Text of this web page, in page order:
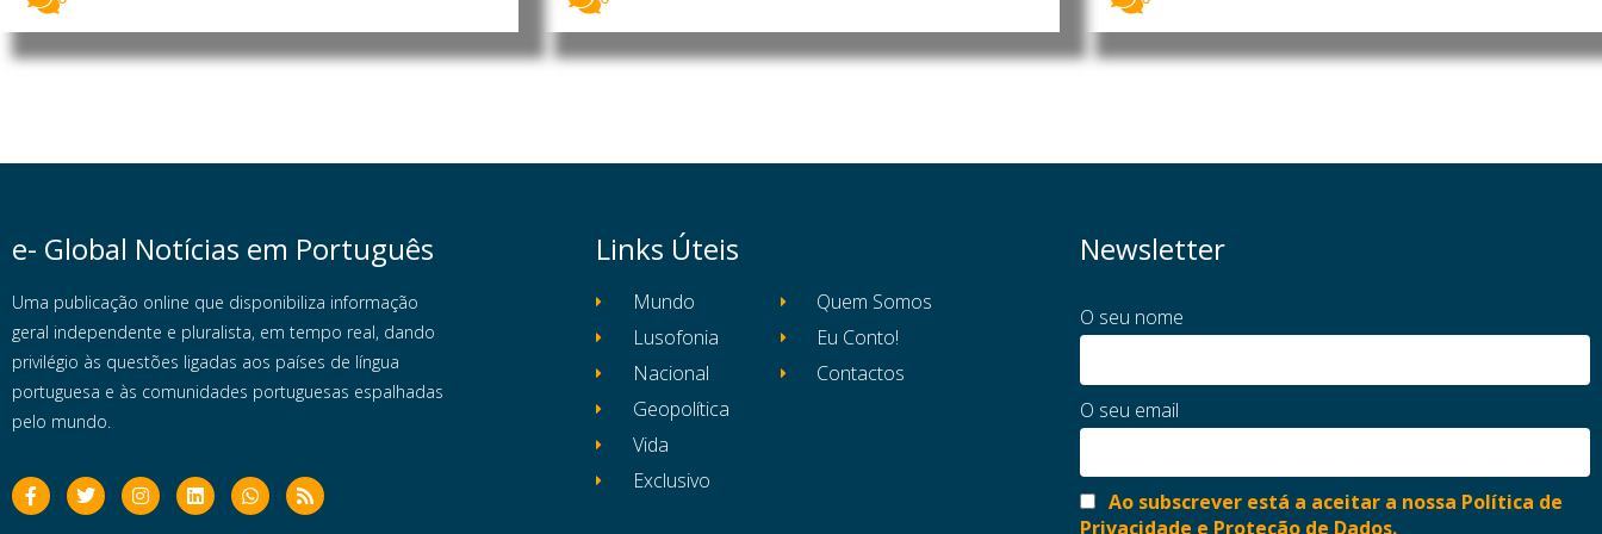
e- Global Notícias em Português
Uma publicação online que disponibiliza informação
geral independente e pluralista, em tempo real, dando
privilégio às questões ligadas aos países de língua
portuguesa e às comunidades portuguesas espalhadas
pelo mundo.
Links Úteis
Mundo
Lusofonia
Nacional
Geopolítica
Vida
Exclusivo
Quem Somos
Eu Conto!
Contactos
Newsletter
O seu nome
O seu email
Ao subscrever está a aceitar a nossa Política de
Privacidade e Proteção de Dados.